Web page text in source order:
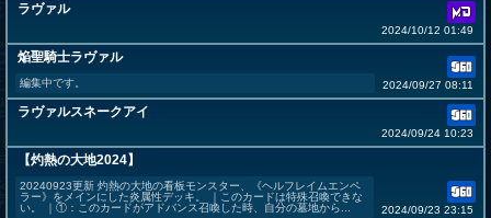
ラヴァル
2024/10/12 01:49
焔聖騎士ラヴァル
編集中です。 2024/09/27 08:11
ラヴァルスネークアイ
2024/09/24 10:23
【灼熱の大地2024】
20240923更新 灼熱の大地の看板モンスター、《ヘルフレイムエンペ
ラー》をメインにした炎属性デッキ。 ｜このカードは特殊召喚できな
い。 ｜①：このカードがアドバンス召喚した時、自分の墓地から...
2024/09/23 23:15